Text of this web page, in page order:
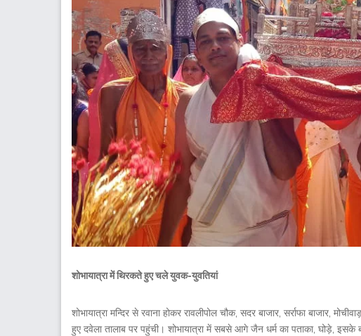
शोभायात्रा में थिरकते हुए चले युवक-युवतियां
शोभायात्रा मन्दिर से रवाना होकर रावलीपोल चौक, सदर बाजार, सर्राफा बाजार,
हुए दवेला तालाब पर पहुंची। शोभायात्रा में सबसे आगे जैन धर्म का पताका, घोड़े,